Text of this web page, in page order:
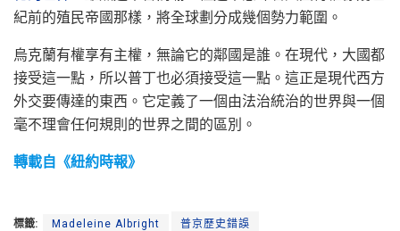
紀前的殖民帝國那樣，將全球劃分成幾個勢力範圍。
烏克蘭有權享有主權，無論它的鄰國是誰。在現代，大國都
接受這一點，所以普丁也必須接受這一點。這正是現代西方
外交要傳達的東西。它定義了一個由法治統治的世界與一個
毫不理會任何規則的世界之間的區別。
轉載自《紐約時報》
標籤: Madeleine Albright 普京歷史錯誤